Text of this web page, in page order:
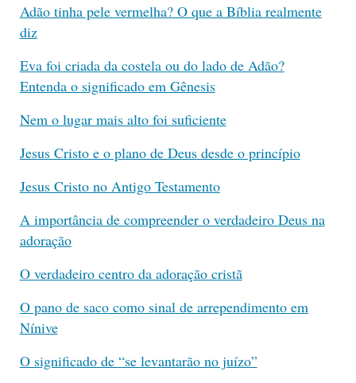
Adão tinha pele vermelha? O que a Bíblia realmente
diz
Eva foi criada da costela ou do lado de Adão?
Entenda o significado em Gênesis
Nem o lugar mais alto foi suficiente
Jesus Cristo e o plano de Deus desde o princípio
Jesus Cristo no Antigo Testamento
A importância de compreender o verdadeiro Deus na
adoração
O verdadeiro centro da adoração cristã
O pano de saco como sinal de arrependimento em
Nínive
O significado de “se levantarão no juízo”